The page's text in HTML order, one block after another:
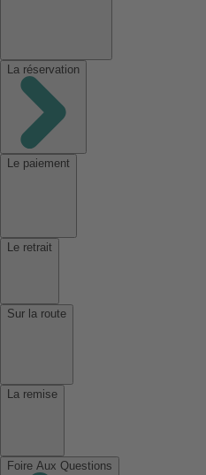
La réservation
Le paiement
Le retrait
Sur la route
La remise
Foire Aux Questions